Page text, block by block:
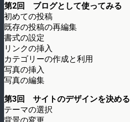
第2回 ブログとして使ってみる
初めての投稿
既存の投稿の再編集
書式の設定
リンクの挿入
カテゴリーの作成と利用
写真の挿入
写真の編集
第3回 サイトのデザインを決める
テーマの選択
背景の変更